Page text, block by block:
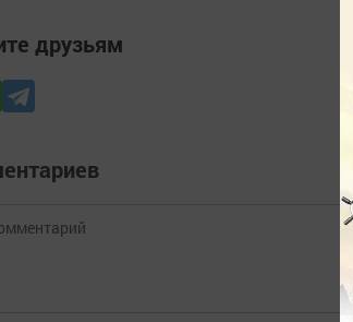
друзьям